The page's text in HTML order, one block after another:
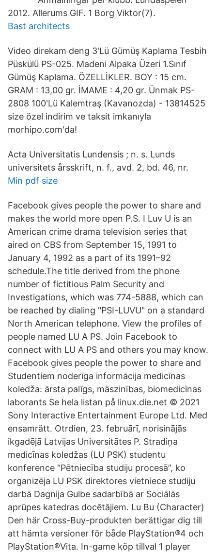
2012. Allerums GIF. 1 Borg Viktor(7).
Bast architects
Video direkam deng 3'Lü Gümüş Kaplama Tesbih
Püskülü PS-025. Madeni Alpaka Üzeri 1.Sınıf
Gümüş Kaplama. ÖZELLİKLER. BOY : 15 cm.
GRAM : 13,00 gr. İMAME : 4,20 gr. Ünmak PS-
2808 100'Lü Kalemtraş (Kavanozda) - 13814525
size özel indirim ve taksit imkanıyla
morhipo.com'da!
Acta Universitatis Lundensis ; n. s. Lunds
universitets årsskrift, n. f., avd. 2, bd. 46, nr.
Min pdf size
Facebook gives people the power to share and
makes the world more open P.S. I Luv U is an
American crime drama television series that
aired on CBS from September 15, 1991 to
January 4, 1992 as a part of its 1991–92
schedule.The title derived from the phone
number of fictitious Palm Security and
Investigations, which was 774-5888, which can
be reached by dialing "PSI-LUVU" on a standard
North American telephone. View the profiles of
people named LU A PS. Join Facebook to
connect with LU A PS and others you may know.
Facebook gives people the power to share and
Studentiem noderīga informācija medicīnas
koledža: ārsta palīgs, māszinības, biomedicīnas
laborants Se hela listan på linux.die.net © 2021
Sony Interactive Entertainment Europe Ltd. Med
ensamrätt. Otrdien, 23. februārī, norisinājās
ikgadējā Latvijas Universitātes P. Stradiņa
medicīnas koledžas (LU PSK) studentu
konference “Pētniecība studiju procesā”, ko
organizēja LU PSK direktores vietniece studiju
darbā Dagnija Gulbe sadarbībā ar Sociālās
aprūpes katedras docētājiem. Lu Bu (Character)
Den här Cross-Buy-produkten berättigar dig till
att hämta versioner för både PlayStation®4 och
PlayStation®Vita. In-game köp tillval 1 player